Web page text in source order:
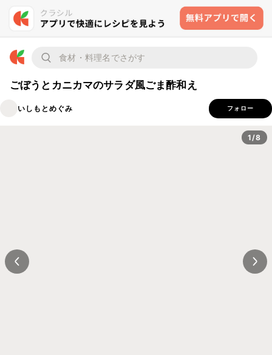
ごぼうとカニカマのサラダ風ごま酢和え
いしもとめぐみ フォロー
1/8